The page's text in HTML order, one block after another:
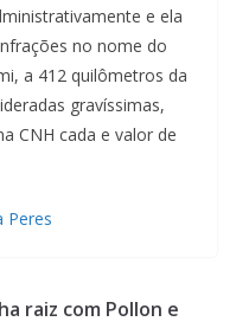
e ela
no nome do
a 412 quilômetros da
gravíssimas,
CNH cada e valor de
Peres
raiz com Pollon e